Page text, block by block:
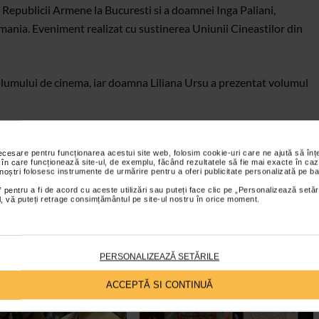
pentru funcționarea acestui site web, folosim cookie-uri care ne ajută să
care funcționează site-ul, de exemplu, făcând rezultatele să fie mai exacte în
folosesc instrumente de urmărire pentru a oferi publicitate personalizată pe
pentru a fi de acord cu aceste utilizări sau puteți face clic pe „Personalizează
vă puteți retrage consimțământul pe site-ul nostru în orice moment.
PERSONALIZEAZĂ SETĂRILE
ACCEPTĂ SI CONTINUĂ
Armene la Bucuresti si a doamnei Inga Paliani,
Eveniment realizat cu sustinerea Uniunii Cineastilor din
de cinema, iar doamna Liliana Ursu a prezentat volumul
esentelor poetice din spatiul baladesc cuprins intre
intr-o explorare absolut fascinanta. Cultura eclesiasta si
argumentelor apara ferm o certitudine asumata cu caracter